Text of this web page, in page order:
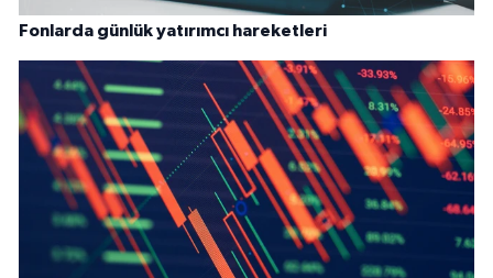
Fonlarda günlük yatırımcı hareketleri